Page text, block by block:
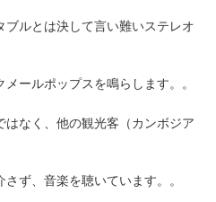
ブルとは決して言い難いステレオ
ールポップスを鳴らします。。
なく、他の観光客（カンボジア
ず、音楽を聴いています。。